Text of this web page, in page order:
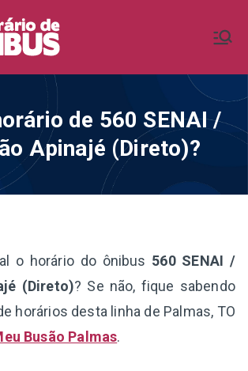
Ônibus BR
Horários de Ônibus de todo o
de 560 SENAI /
Apinajé (Direto)?
o horário do ônibus 560 SENAI /
(Direto)? Se não, fique sabendo
horários desta linha de Palmas, TO
Busão Palmas.